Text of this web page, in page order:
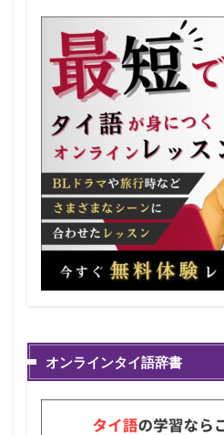
オンラインタイ語辞書